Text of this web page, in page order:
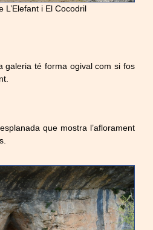
L’Elefant i El Cocodril
galeria té forma ogival com si fos
que mostra l’aflorament